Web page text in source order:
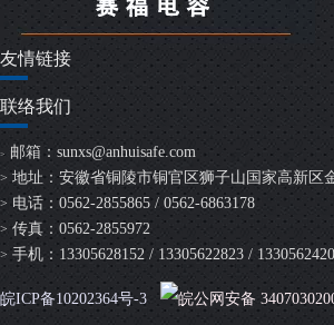
友情链接
联络我们
> 邮箱： sunxs@anhuisafe.com
> 地址：安徽省铜陵市铜官区狮子山国家高新区
> 电话：0562-2855865 / 0562-6863178
> 传真：0562-2855972
> 手机：13305628152 / 13305622823 /
皖ICP备10202364号-3 皖公网安备